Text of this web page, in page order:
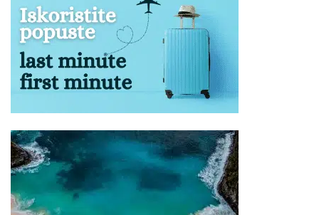
pomoćnom ležaju, uslugu u hotelu kao punoplatežna
osoba, dok drugo dete ima smeštaj u zajedničkom
ležaju, uslugu u hotelu kao punoplatežna osoba.
Svi tipovi soba gde je cenovnikom predviđen smeštaj
za 2 odrasle osobe i dvoje dece uzrasta definisanog u
tabeli rade se isključivo na upit.
U hotelima koji imaju mogućnost smeštaja 3
punoplatežne (odrasle) osobe, i jednog deteta u
standardnoj dvokrevetnoj sobi sa jednim pomoćnim
ležajem, po pravilu dete koristi zajednički ležaj, i soba se
radi na upit.
Treća odrasla osoba se može smestiti u standardnu